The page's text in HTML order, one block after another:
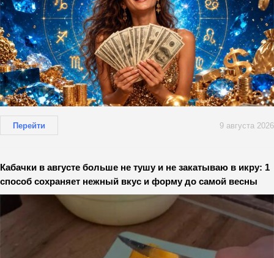
Перейти 9 августа 2026
Кабачки в августе больше не тушу и не закатываю в икру: 1
способ сохраняет нежный вкус и форму до самой весны